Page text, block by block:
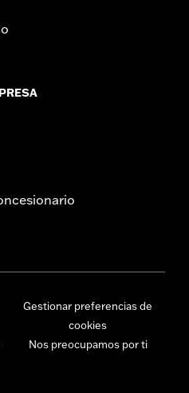
Gestionar preferencias de
cookies
Nos preocupamos por ti